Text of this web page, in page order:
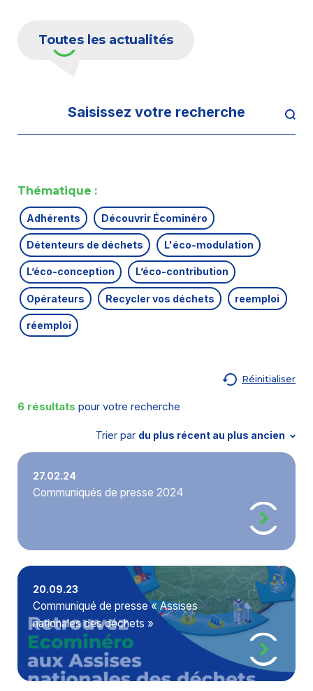
Toutes les actualités
Thématique :
Adhérents Découvrir Écominéro
Détenteurs de déchets L'éco-modulation
L’éco-conception L’éco-contribution
Opérateurs Recycler vos déchets reemploi
réemploi
Réinitialiser
6 résultats pour votre recherche
Trier par du plus récent au plus ancien
27.02.24
Communiqués de presse 2024
20.09.23
Communiqué de presse « Assises
nationales des déchets »